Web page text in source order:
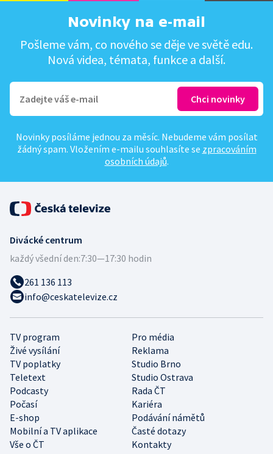
Novinky na e-mail
Pošleme vám, co nového se děje ve světě edu.
Nová videa, témata, funkce a další.
Novinky posíláme jednou za měsíc. Nebudeme vám posílat
žádný spam. Vložením e-mailu souhlasíte se zpracováním
osobních údajů.